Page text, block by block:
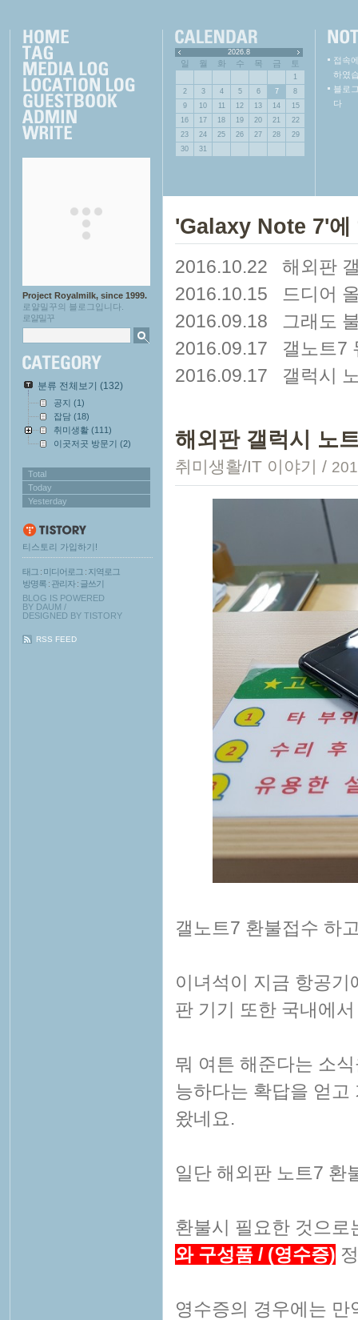
Project Royalmilk, since 1999.
로얄밀꾸의 블로그입니다.
로얄밀꾸
분류 전체보기 (132)
공지 (1)
잡담 (18)
취미생활 (111)
이곳저곳 방문기 (2)
Total
Today
Yesterday
티스토리 가입하기!
태그 : 미디어로그 : 지역로그
방명록 : 관리자: 글쓰기
BLOG IS POWERED
BY DAUM /
DESIGNED BY TISTORY
RSS FEED
2026.8
일 월 화 수 목 금 토
1
2
3 4 5 6 7
8
9
10 11 12 13 14
15
16
17 18 19 20 21
22
23
24 25 26 27 28
29
30
31
접속
하였
블로
다
'Galaxy Note 7'에
2016.10.22
해외판
2016.10.15
드디어
2016.09.18
그래도
2016.09.17
갤노트7
2016.09.17
갤럭시
해외판 갤럭시 노
취미생활/IT 이야기 /
갤노트7 환불접수 하
이녀석이 지금 항공
판 기기 또한 국내에
뭐 여튼 해준다는 소
능하다는 확답을 얻
왔네요.
일단 해외판 노트7 환
환불시 필요한 것으
와 구성품 / (영수증)
영수증의 경우에는